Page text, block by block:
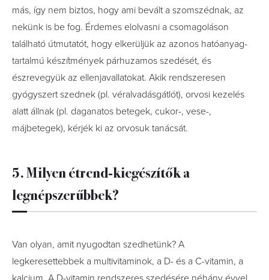
más, így nem biztos, hogy ami bevált a szomszédnak, az
nekünk is be fog. Érdemes elolvasni a csomagoláson
található útmutatót, hogy elkerüljük az azonos hatóanyag-
tartalmú készítmények párhuzamos szedését, és
észrevegyük az ellenjavallatokat. Akik rendszeresen
gyógyszert szednek (pl. véralvadásgátlót), orvosi kezelés
alatt állnak (pl. daganatos betegek, cukor-, vese-,
májbetegek), kérjék ki az orvosuk tanácsát.
5. Milyen étrend-kiegészítők a
legnépszerűbbek?
Van olyan, amit nyugodtan szedhetünk? A
legkeresettebbek a multivitaminok, a D- és a C-vitamin, a